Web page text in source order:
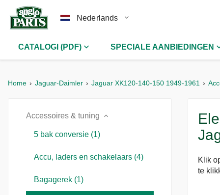
Nederlands
CATALOGI (PDF) SPECIALE AANBIEDINGEN
Home Jaguar-Daimler Jaguar XK120-140-150 1949-1961
Accessoires & tuning
5 bak conversie (1)
Accu, laders en schakelaars (4)
Bagagerek (1)
Klik
te